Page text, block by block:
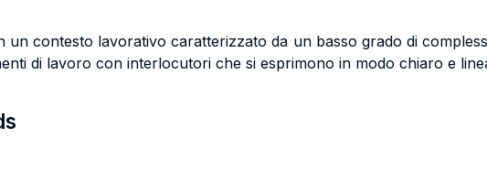
un contesto lavorativo caratterizzato da un basso grado di
di lavoro con interlocutori che si esprimono in modo chiaro e